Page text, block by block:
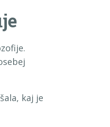
kaj je